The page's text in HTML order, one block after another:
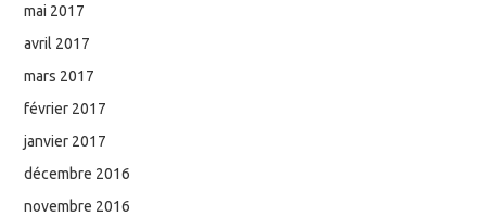
mai 2017
avril 2017
mars 2017
février 2017
janvier 2017
décembre 2016
novembre 2016